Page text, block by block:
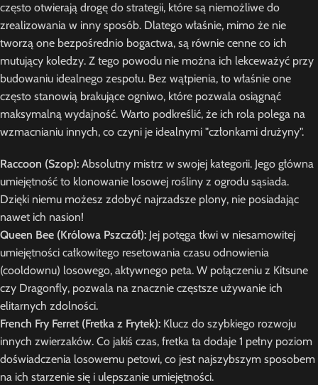
często otwierają drogę do strategii, które są niemożliwe do
zrealizowania w inny sposób. Dlatego właśnie, mimo że nie
tworzą one bezpośrednio bogactwa, są równie cenne co ich
mutujący koledzy. Z tego powodu nie można ich lekceważyć przy
budowaniu idealnego zespołu. Bez wątpienia, to właśnie one
często stanowią brakujące ogniwo, które pozwala osiągnąć
maksymalną wydajność. Warto podkreślić, że ich rola polega na
wzmacnianiu innych, co czyni je idealnymi "członkami drużyny".
Raccoon (Szop): Absolutny mistrz w swojej kategorii. Jego główna
umiejętność to klonowanie losowej rośliny z ogrodu sąsiada.
Dzięki niemu możesz zdobyć najrzadsze plony, nie posiadając
nawet ich nasion!
Queen Bee (Królowa Pszczół): Jej potęga tkwi w niesamowitej
umiejętności całkowitego resetowania czasu odnowienia
(cooldownu) losowego, aktywnego peta. W połączeniu z Kitsune
czy Dragonfly, pozwala na znacznie częstsze używanie ich
elitarnych zdolności.
French Fry Ferret (Fretka z Frytek): Klucz do szybkiego rozwoju
innych zwierzaków. Co jakiś czas, fretka ta dodaje 1 pełny poziom
doświadczenia losowemu petowi, co jest najszybszym sposobem
na ich starzenie się i ulepszanie umiejętności.